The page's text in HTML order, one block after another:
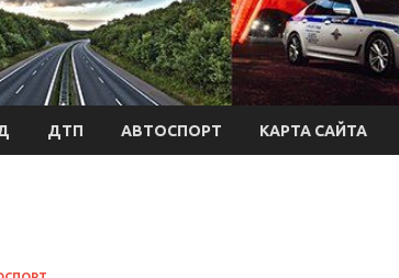
ДТП АВТОСПОРТ КАРТА САЙТА